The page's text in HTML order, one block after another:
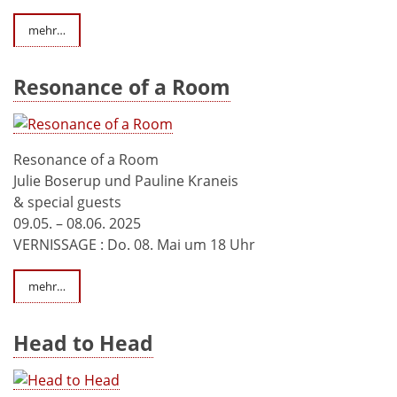
mehr…
Resonance of a Room
Resonance of a Room
Julie Boserup und Pauline Kraneis
& special guests
09.05. – 08.06. 2025
VERNISSAGE : Do. 08. Mai um 18 Uhr
mehr…
Head to Head